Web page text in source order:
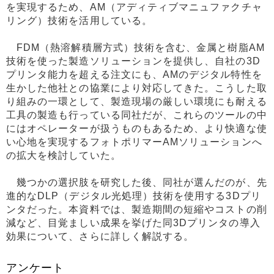
を実現するため、AM（アディティブマニュファクチャ
リング）技術を活用している。
FDM（熱溶解積層方式）技術を含む、金属と樹脂AM
技術を使った製造ソリューションを提供し、自社の3D
プリンタ能力を超える注文にも、AMのデジタル特性を
生かした他社との協業により対応してきた。こうした取
り組みの一環として、製造現場の厳しい環境にも耐える
工具の製造も行っている同社だが、これらのツールの中
にはオペレーターが扱うものもあるため、より快適な使
い心地を実現するフォトポリマーAMソリューションへ
の拡大を検討していた。
幾つかの選択肢を研究した後、同社が選んだのが、先
進的なDLP（デジタル光処理）技術を使用する3Dプリ
ンタだった。本資料では、製造期間の短縮やコストの削
減など、目覚ましい成果を挙げた同3Dプリンタの導入
効果について、さらに詳しく解説する。
アンケート